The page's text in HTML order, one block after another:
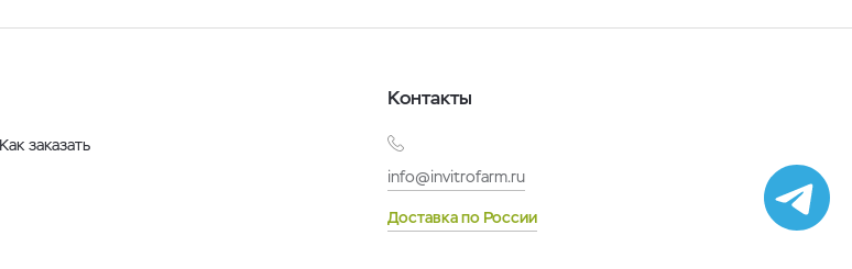
Как заказать
Контакты
info@invitrofarm.ru
Доставка по России